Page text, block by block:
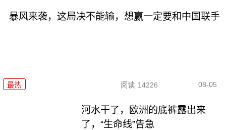
暴风来袭，这局决不能输，想赢一定要和中国联手
最热 阅读 14226 08-05
河水干了，欧洲的底裤露出来
了，“生命线”告急